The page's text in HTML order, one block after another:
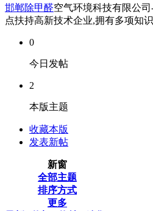
邯郸除甲醛空气环境科技有限公
点扶持高新技术企业,拥有多项知
0
今日发帖
2
本版主题
收藏本版
发表新帖
新窗
全部主题
排序方式
更多